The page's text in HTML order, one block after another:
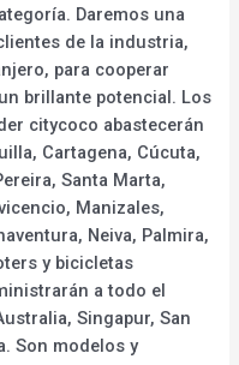
Daremos una
de la industria,
para cooperar
brillante potencial. Los
citycoco abastecerán
Cartagena, Cúcuta,
Santa Marta,
Manizales,
Neiva, Palmira,
y bicicletas
a todo el
Singapur, San
Son modelos y